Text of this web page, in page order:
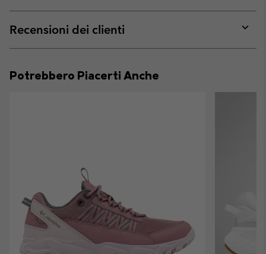
or
Recensioni dei clienti
or
Potrebbero Piacerti Anche